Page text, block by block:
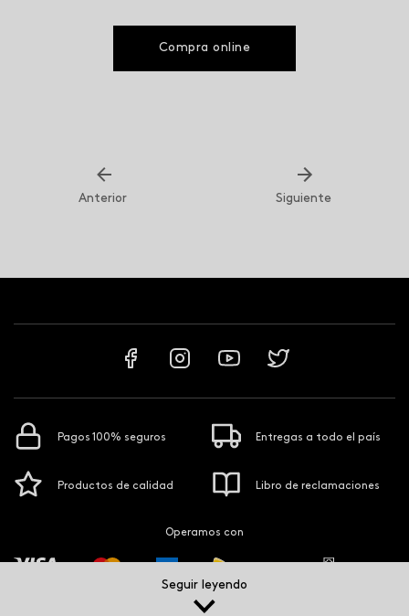
Seguir leyendo
Compra online
Anterior Siguiente
Pagos 100% seguros Entregas a todo el país
Productos de calidad Libro de reclamaciones
Operamos con